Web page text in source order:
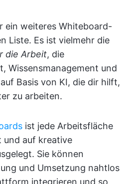
ein weiteres Whiteboard-
Liste. Es ist vielmehr die
die Arbeit, die
Wissensmanagement und
Basis von KI, die dir hilft,
zu arbeiten.
ist jede Arbeitsfläche
und auf kreative
Sie können
und Umsetzung nahtlos